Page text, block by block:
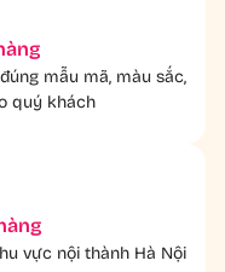
mẫu mã, màu sắc,
quý khách
vực nội thành Hà Nội